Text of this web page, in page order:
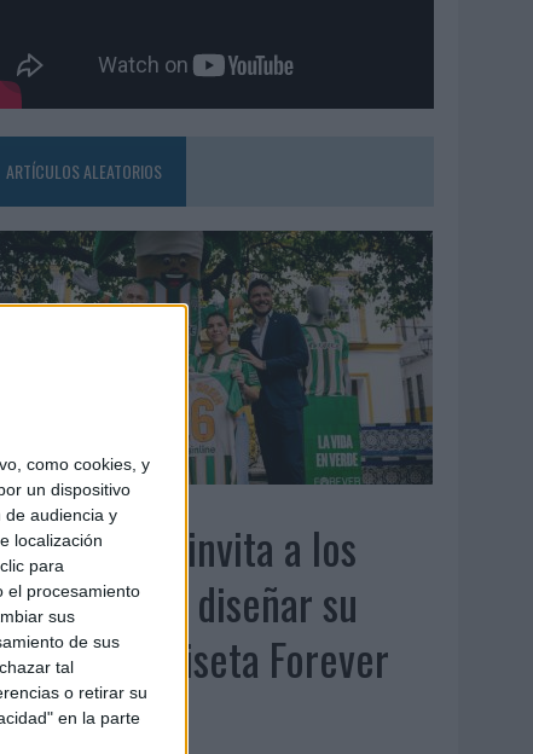
como cookies, y
un dispositivo
de audiencia y
localización
para
el procesamiento
sus
de sus
tal
o retirar su
en la parte
ARTÍCULOS ALEATORIOS
2026
Real Betis invita a los
a diseñar su
camiseta Forever